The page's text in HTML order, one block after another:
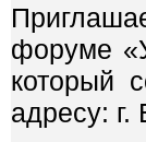
форуме
который
адресу: г.